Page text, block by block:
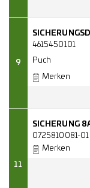
9
4615450101
Puch
Merken
11
SICHERUNG
0725810081-01
Merken